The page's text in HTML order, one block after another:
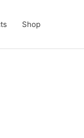
Shop